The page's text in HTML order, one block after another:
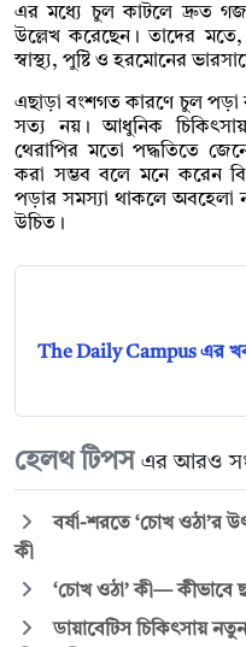
এর মধ্যে চুল কাটলে দ্রুত
উল্লেখ করেছেন। তাদের মতে,
স্বাস্থ্য, পুষ্টি ও হরমোনের
এছাড়া বংশগত কারণে চুল পড়া
সত্য নয়। আধুনিক
থেরাপির মতো পদ্ধতিতে
করা সম্ভব বলে মনে করেন
পড়ার সমস্যা থাকলে অবহেলা
উচিত।
The Daily Campus এর
হেলথ টিপস এর আরও
বর্ষা-শরতে ‘চোখ ওঠা’র
কী
‘চোখ ওঠা’ কী— কীভাবে
ডায়াবেটিস চিকিৎসায়